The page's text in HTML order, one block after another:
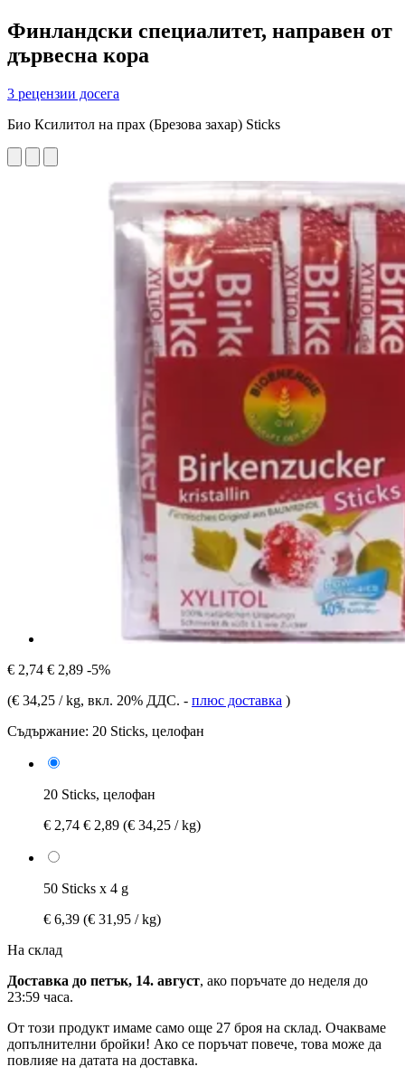
Финландски специалитет, направен от
дървесна кора
3 рецензии досега
Био Ксилитол на прах (Брезова захар) Sticks
€ 2,74 € 2,89 -5%
(€ 34,25 / kg, вкл. 20% ДДС. - плюс доставка )
Съдържание: 20 Sticks, целофан
20 Sticks, целофан
€ 2,74 € 2,89 (€ 34,25 / kg)
50 Sticks x 4 g
€ 6,39 (€ 31,95 / kg)
На склад
Доставка до петък, 14. август, ако поръчате до неделя до
23:59 часа.
От този продукт имаме само още 27 броя на склад. Очакваме
допълнителни бройки! Ако се поръчат повече, това може да
повлияе на датата на доставка.